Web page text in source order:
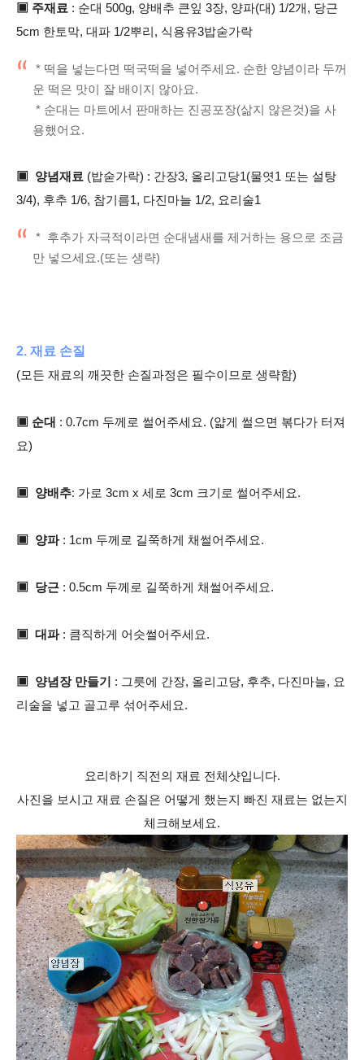
▣ 주재료 : 순대 500g, 양배추 큰잎 3장, 양파(대) 1/2개, 당근
5cm 한토막, 대파 1/2뿌리, 식용유3밥숟가락
* 떡을 넣는다면 떡국떡을 넣어주세요. 순한 양념이라 두꺼
운 떡은 맛이 잘 배이지 않아요.
* 순대는 마트에서 판매하는 진공포장(삶지 않은것)을 사
용했어요.
▣ 양념재료 (밥숟가락) : 간장3, 올리고당1(물엿1 또는 설탕
3/4), 후추 1/6, 참기름1, 다진마늘 1/2, 요리술1
* 후추가 자극적이라면 순대냄새를 제거하는 용으로 조금
만 넣으세요.(또는 생략)
2. 재료 손질
(모든 재료의 깨끗한 손질과정은 필수이므로 생략함)
▣ 순대 : 0.7cm 두께로 썰어주세요. (얇게 썰으면 볶다가 터져
요)
▣ 양배추: 가로 3cm x 세로 3cm 크기로 썰어주세요.
▣ 양파: 1cm 두께로 길쭉하게 채썰어주세요.
▣ 당근 : 0.5cm 두께로 길쭉하게 채썰어주세요.
▣ 대파: 큼직하게 어슷썰어주세요.
▣ 양념장 만들기 : 그릇에 간장, 올리고당, 후추, 다진마늘, 요
리술을 넣고 골고루 섞어주세요.
요리하기 직전의 재료 전체샷입니다.
사진을 보시고 재료 손질은 어떻게 했는지 빠진 재료는 없는지
체크해보세요.